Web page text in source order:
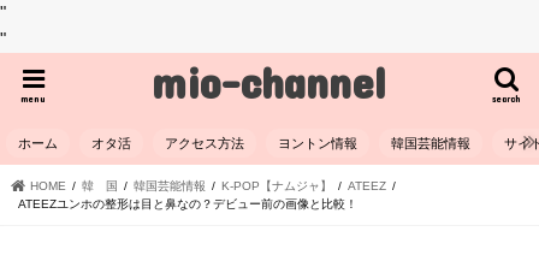
"
"
mio-channel search
menu
ホーム オタ活 アクセス方法 ヨントン情報 韓国芸能情報 サイ
HOME 韓 国 韓国芸能情報 K-POP【ナムジャ】
ATEEZ
ATEEZユンホの整形は目と鼻なの？デビュー前の画像と比較！